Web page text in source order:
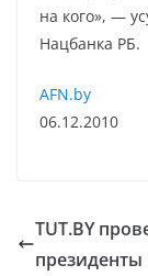
на кого», —
Нацбанка РБ.
AFN.by
06.12.2010
TUT.BY
президенты